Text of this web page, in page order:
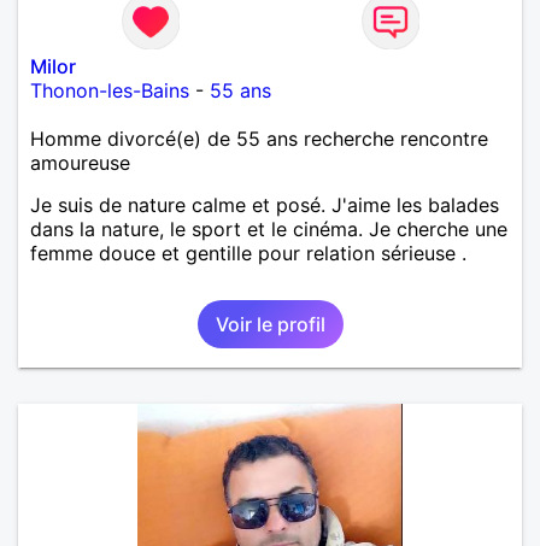
Milor
Thonon-les-Bains - 55 ans
Homme divorcé(e) de 55 ans recherche rencontre
amoureuse
Je suis de nature calme et posé. J'aime les balades
dans la nature, le sport et le cinéma. Je cherche une
femme douce et gentille pour relation sérieuse .
Voir le profil